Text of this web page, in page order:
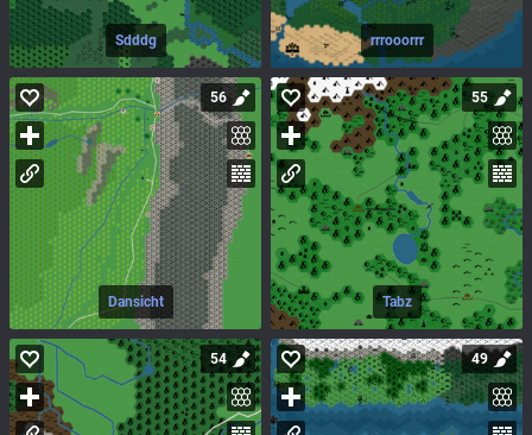
Sdddg rrrooorrr
Dansicht
56
Tabz
55
54 49